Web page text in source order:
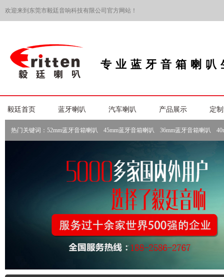
欢迎来到东莞市毅廷音响科技有限公司官方网站！
专业蓝牙音箱喇叭
毅廷首页 蓝牙喇叭 汽车喇叭 产品展示 定
热门关键词： 52mm蓝牙音箱喇叭 45mm蓝牙音箱喇叭 36mm蓝牙音箱喇叭